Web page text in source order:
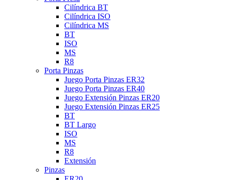
Cilíndrica BT
Cilíndrica ISO
Cilíndrica MS
BT
ISO
MS
R8
Porta Pinzas
Juego Porta Pinzas ER32
Juego Porta Pinzas ER40
Juego Extensión Pinzas ER20
Juego Extensión Pinzas ER25
BT
BT Largo
ISO
MS
R8
Extensión
Pinzas